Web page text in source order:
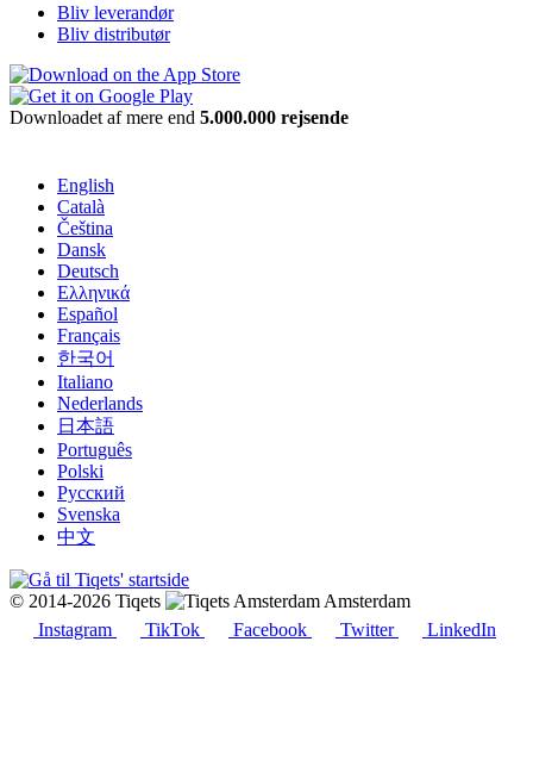
Bliv leverandør
Bliv distributør
Downloadet af mere end 5.000.000 rejsende
English
Català
Čeština
Dansk
Deutsch
Ελληνικά
Español
Français
한국어
Italiano
Nederlands
日本語
Português
Polski
Русский
Svenska
中文
© 2014-2026 Tiqets
Amsterdam
Instagram
TikTok Facebook Twitter LinkedIn